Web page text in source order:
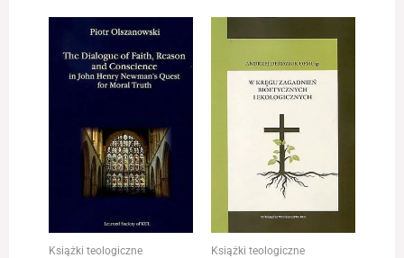
Książki teologiczne Książki teologiczne